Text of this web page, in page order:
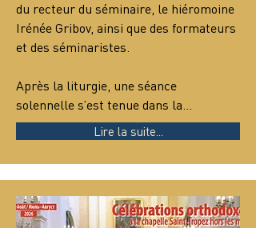
du recteur du séminaire, le hiéromoine
Irénée Gribov, ainsi que des formateurs
et des séminaristes.
Après la liturgie, une séance
solennelle s’est tenue dans la…
Lire la suite...